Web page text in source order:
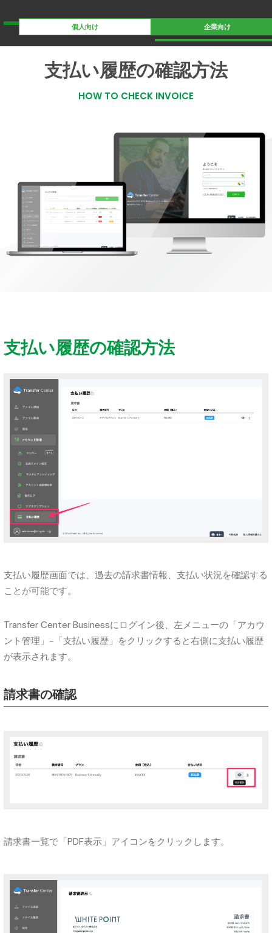
個人向け 企業向け
支払い履歴の確認方法
HOW TO CHECK INVOICE
支払い履歴の確認方法
支払い履歴画面では、過去の請求書情報、支払い状況を確認する
ことが可能です。
Transfer Center Businessにログイン後、左メニューの「アカウ
ント管理」-「支払い履歴」をクリックすると右側に支払い履歴
が表示されます。
請求書の確認
請求書一覧で「PDF表示」アイコンをクリックします。